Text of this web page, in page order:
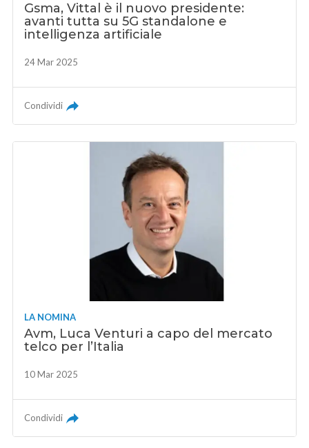
Gsma, Vittal è il nuovo presidente:
avanti tutta su 5G standalone e
intelligenza artificiale
24 Mar 2025
Condividi
LA NOMINA
Avm, Luca Venturi a capo del mercato
telco per l’Italia
10 Mar 2025
Condividi